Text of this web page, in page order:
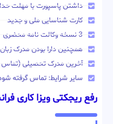
داشتن پاسپورت با مهلت حداقل 6 ماهه تا پایان
کارت شناسایی ملی و جدید
3 نسخه وکالت نامه محضری
همچنین دارا بودن مدرک
آخرین مدرک تحصیلی (تماس
سایر شرایط: تماس گرفته
رفع ریجکتی ویزا کاری